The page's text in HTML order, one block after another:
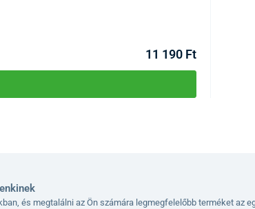
11 190 Ft
és megtalálni az Ön számára legmegfelelőbb terméket az